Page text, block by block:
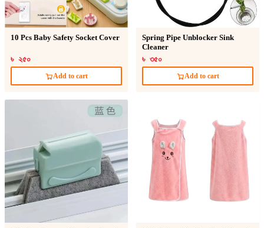
10 Pcs Baby Safety Socket Cover
৳ ২৫০
Add to cart
Spring Pipe Unblocker Sink
Cleaner
৳ ৩৫০
Add to cart